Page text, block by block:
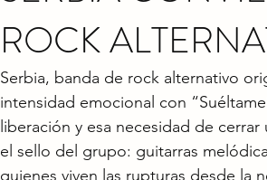
ROCK
Serbia, banda de rock alternativo
intensidad emocional con
liberación y esa necesidad de
el sello del grupo: guitarras
quienes viven las rupturas desde la